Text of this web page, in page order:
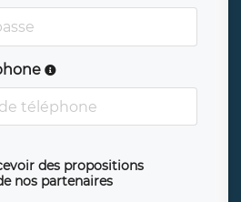
des propositions
nos partenaires